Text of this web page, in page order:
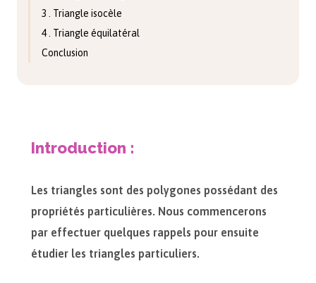
3 . Triangle isocèle
4 . Triangle équilatéral
Conclusion
Introduction :
Les triangles sont des polygones possédant des
propriétés particulières. Nous commencerons
par effectuer quelques rappels pour ensuite
étudier les triangles particuliers.